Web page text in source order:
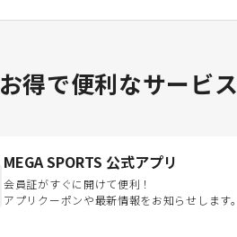
お得で便利なサービス
MEGA SPORTS 公式アプリ
会員証がすぐに開けて便利！
アプリクーポンや最新情報をお知らせします。